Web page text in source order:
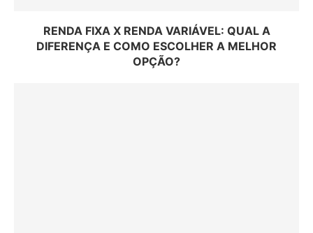
RENDA FIXA X RENDA VARIÁVEL: QUAL A
DIFERENÇA E COMO ESCOLHER A MELHOR
OPÇÃO?